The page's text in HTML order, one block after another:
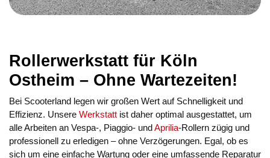
Rollerwerkstatt für Köln
Ostheim – Ohne Wartezeiten!
Bei Scooterland legen wir großen Wert auf Schnelligkeit und
Effizienz. Unsere Werkstatt ist daher optimal ausgestattet, um
alle Arbeiten an Vespa-, Piaggio- undAprilia-Rollern zügig und
professionell zu erledigen – ohne Verzögerungen. Egal, ob es
sich um eine einfache Wartung oder eine umfassende Reparatur